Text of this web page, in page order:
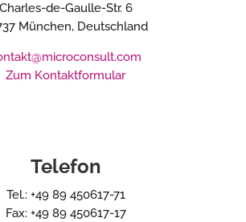
Charles-de-Gaulle-Str. 6
München, Deutschland
Zum Kontaktformular
Telefon
Tel.: +49 89 450617-71
Fax: +49 89 450617-17